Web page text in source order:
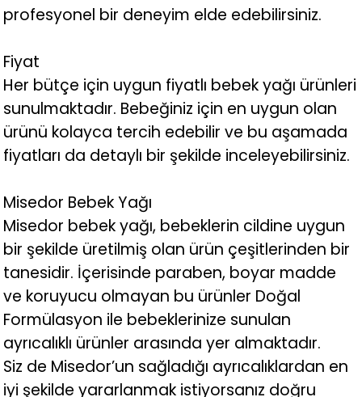
profesyonel bir deneyim elde edebilirsiniz.
Fiyat
Her bütçe için uygun fiyatlı bebek yağı ürünleri
sunulmaktadır. Bebeğiniz için en uygun olan
ürünü kolayca tercih edebilir ve bu aşamada
fiyatları da detaylı bir şekilde inceleyebilirsiniz.
Misedor Bebek Yağı
Misedor bebek yağı, bebeklerin cildine uygun
bir şekilde üretilmiş olan ürün çeşitlerinden bir
tanesidir. İçerisinde paraben, boyar madde
ve koruyucu olmayan bu ürünler Doğal
Formülasyon ile bebeklerinize sunulan
ayrıcalıklı ürünler arasında yer almaktadır.
Siz de Misedor’un sağladığı ayrıcalıklardan en
iyi şekilde yararlanmak istiyorsanız doğru